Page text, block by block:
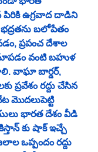
భద్రతను బలోపేతం
ప్రపంచ దేశాల
వంటి బహుళ
వాఘా బార్డర్,
ప్రవేశం రద్దు చేసిన
మొదలుపెట్టి
భారత దేశం వీడి
కు షాక్ ఇచ్చే
ఒప్పందం రద్దు